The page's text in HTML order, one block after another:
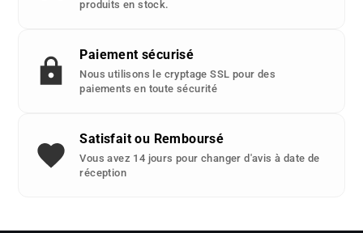
produits en stock.
Paiement sécurisé
Nous utilisons le cryptage SSL pour des
paiements en toute sécurité
Satisfait ou Remboursé
Vous avez 14 jours pour changer d'avis à date de
réception